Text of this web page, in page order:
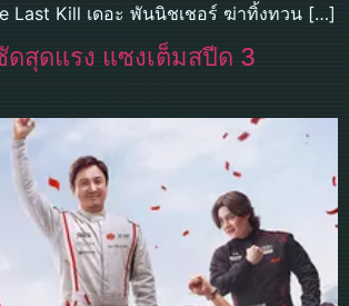
Last Kill เดอะ พันนิชเชอร์ ฆ่าทิ้งทวน […]
สุดแรง แซงเต็มสปีด 3